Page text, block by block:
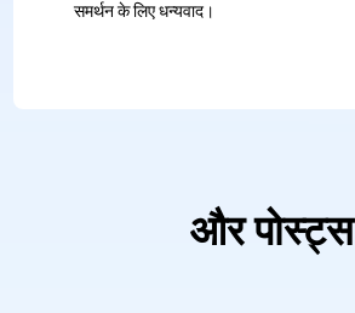
समर्थन के लिए धन्यवाद।
और पोस्ट्स